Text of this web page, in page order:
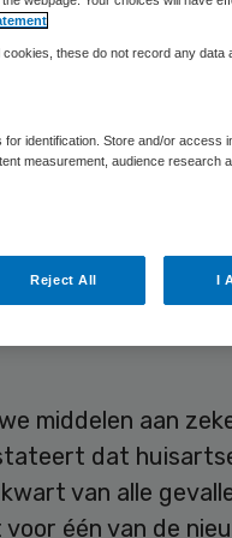
medicamenteuze
van één van
niet worden
middelen aan
dat
van alle
één van de
these do not record any data
identification. Store and/or access
measurement, audience research
Reject All I